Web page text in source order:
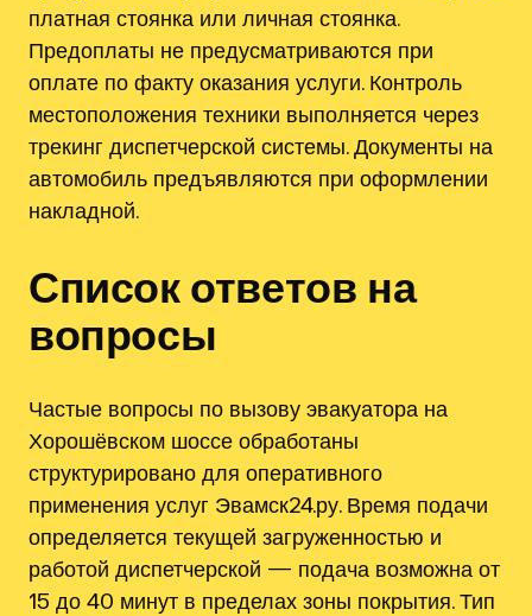
платная стоянка или личная стоянка.
Предоплаты не предусматриваются при
оплате по факту оказания услуги. Контроль
местоположения техники выполняется через
трекинг диспетчерской системы. Документы на
автомобиль предъявляются при оформлении
накладной.
Список ответов на
вопросы
Частые вопросы по вызову эвакуатора на
Хорошёвском шоссе обработаны
структурировано для оперативного
применения услуг Эвамск24.ру. Время подачи
определяется текущей загруженностью и
работой диспетчерской — подача возможна от
15 до 40 минут в пределах зоны покрытия. Тип